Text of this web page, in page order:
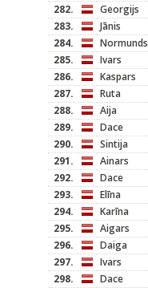
282.
Georgijs
283.
Jānis
284.
Normunds
285.
Ivars
286.
Kaspars
287.
Ruta
288.
Aija
289.
Dace
290.
Sintija
291.
Ainars
292.
Dace
293.
Elīna
294.
Karīna
295.
Aigars
296.
Daiga
297.
Ivars
298.
Dace